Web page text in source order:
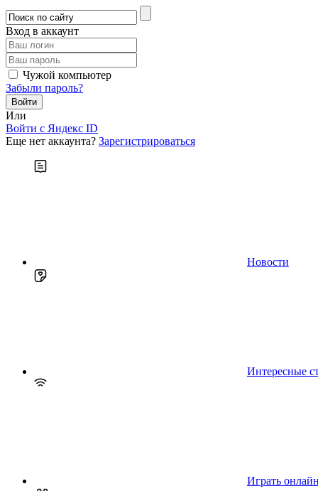
Вход в аккаунт
Чужой компьютер
Забыли пароль?
Или
Войти c Яндекс ID
Еще нет аккаунта? Зарегистрироваться
Новости
Интересные
Играть онлайн